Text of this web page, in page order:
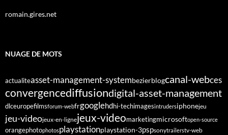
romain.gires.net
NUAGE DE MOTS
actualiteasset-management-systembezierblogcanal-webces
convergencediffusiondigital-asset-management
dlceuropefilmsforum-webfrgooglehdhi-techimagesintrudersiphonejeu
jeu-videojeux-en-lignejeux-videomarketingmicrosoftopen-source
orangephotophotosplaystationplaystation-3pspsonytrailerstv-web